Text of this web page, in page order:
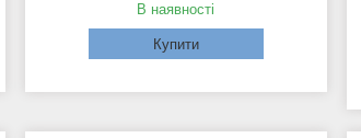
В наявності
Купити